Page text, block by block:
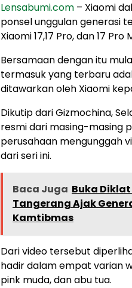
Lensabumi.com – Xiaomi
ponsel unggulan generasi
Xiaomi 17,17 Pro, dan 17 Pro
Bersamaan dengan itu
termasuk yang terbaru
ditawarkan oleh Xiaomi
Dikutip dari Gizmochina,
resmi dari masing-masing
perusahaan mengunggah
dari seri ini.
Baca Juga Buka
Tangerang Ajak
Kamtibmas
Dari video tersebut
hadir dalam empat varian
pink muda, dan abu tua.